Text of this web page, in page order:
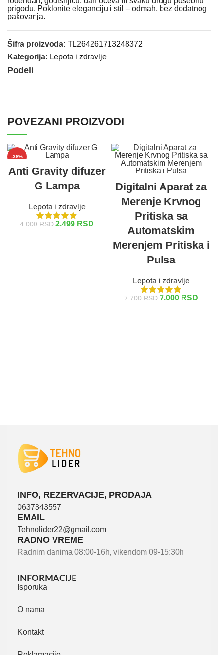
prigodu. Poklonite eleganciju i stil – odmah, bez dodatnog
pakovanja.
Šifra proizvoda: TL264261713248372
Kategorija: Lepota i zdravlje
Podeli
POVEZANI PROIZVODI
-38%
Anti Gravity difuzer
G Lampa
Lepota i zdravlje
4.000RSD 2.499 RSD
Digitalni Aparat za
Merenje Krvnog
Pritiska sa
Automatskim
Merenjem Pritiska i
Pulsa
Lepota i zdravlje
7.700RSD 7.000 RSD
INFO, REZERVACIJE, PRODAJA
0637343557
EMAIL
Tehnolider22@gmail.com
RADNO VREME
Radnim danima 08:00-16h, vikendom 09-15:30h
INFORMACIJE
Isporuka
O nama
Kontakt